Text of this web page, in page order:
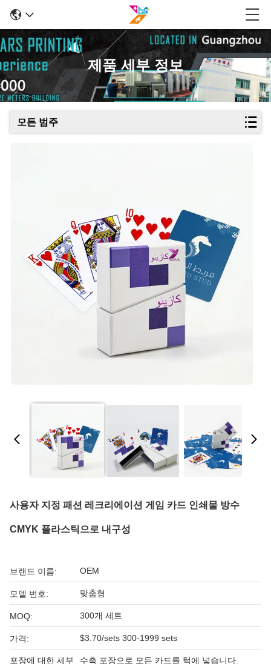
제품 세부 정보
모든 범주
사용자 지정 패션 레크리에이션 게임 카드 인쇄물 방수
CMYK 플라스틱으로 내구성
브랜드 이름: OEM
모델 번호: 맞춤형
MOQ: 300개 세트
가격: $3.70/sets 300-1999 sets
포장에 대한 세부
수축 포장으로 모든 카드를 턱에 넣습니다.